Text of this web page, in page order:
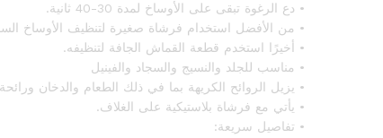
• دع الرغوة تبقى على الأوساخ لمدة 30-40 ثانية.
• من الأفضل استخدام فرشاة صغيرة لتنظيف الأوساخ
• أخيرًا استخدم قطعة القماش الجافة لتنظيفه.
• مناسب للجلد والنسيج والسجاد والفينيل
• يزيل الروائح الكريهة بما في ذلك الطعام والدخان ورائحة
• يأتي مع فرشاة بلاستيكية على الغلاف.
• تفاصيل سريعة: